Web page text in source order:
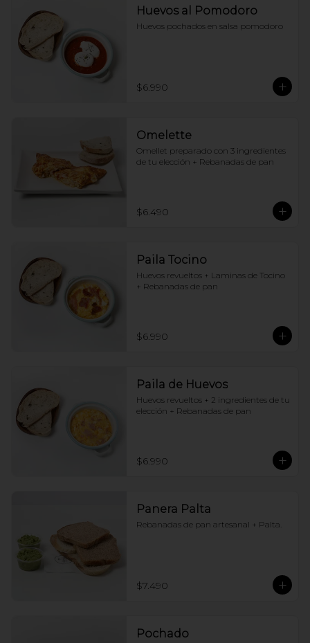
Huevos al Pomodoro
Huevos pochados en salsa pomodoro
$6.990
Omelette
Omellet preparado con 3 ingredientes
de tu elección + Rebanadas de pan
$6.490
Paila Tocino
Huevos revueltos + Laminas de Tocino
+ Rebanadas de pan
$6.990
Paila de Huevos
Huevos revueltos + 2 ingredientes de tu
elección + Rebanadas de pan
$6.990
Panera Palta
Rebanadas de pan artesanal + Palta.
$7.490
Pochado